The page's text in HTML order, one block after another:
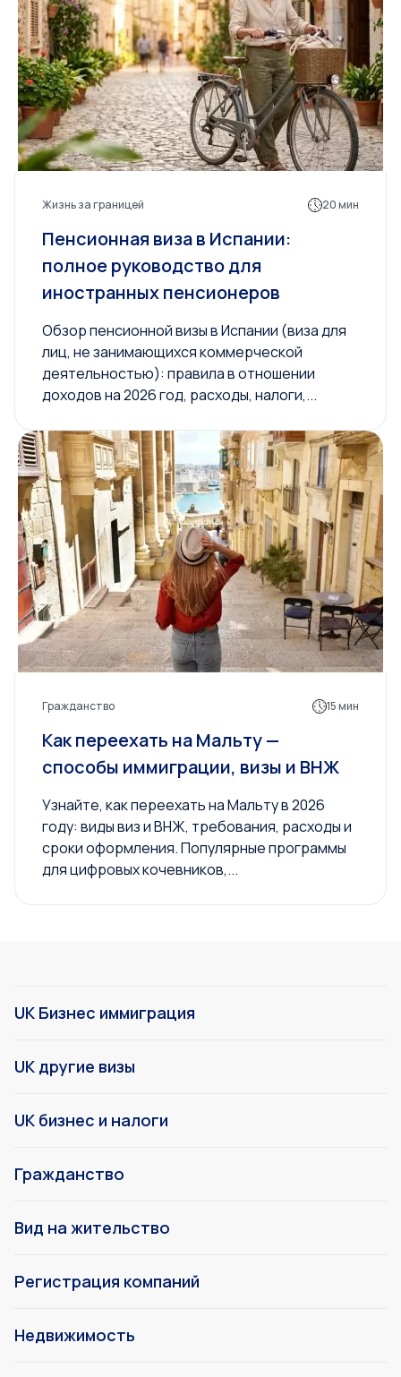
Жизнь за границей 20 мин
Пенсионная виза в Испании:
полное руководство для
иностранных пенсионеров
Обзор пенсионной визы в Испании (виза для
лиц, не занимающихся коммерческой
деятельностью): правила в отношении
доходов на 2026 год, расходы, налоги,...
Гражданство 15 мин
Как переехать на Мальту —
способы иммиграции, визы и ВНЖ
Узнайте, как переехать на Мальту в 2026
году: виды виз и ВНЖ, требования, расходы и
сроки оформления. Популярные программы
для цифровых кочевников,...
UK Бизнес иммиграция
UK другие визы
UK бизнес и налоги
Гражданство
Вид на жительство
Регистрация компаний
Недвижимость